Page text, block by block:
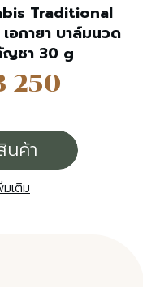
Traditional
อกายา บาล์มนวด
ญชา 30 g
250
นค้า
เติม